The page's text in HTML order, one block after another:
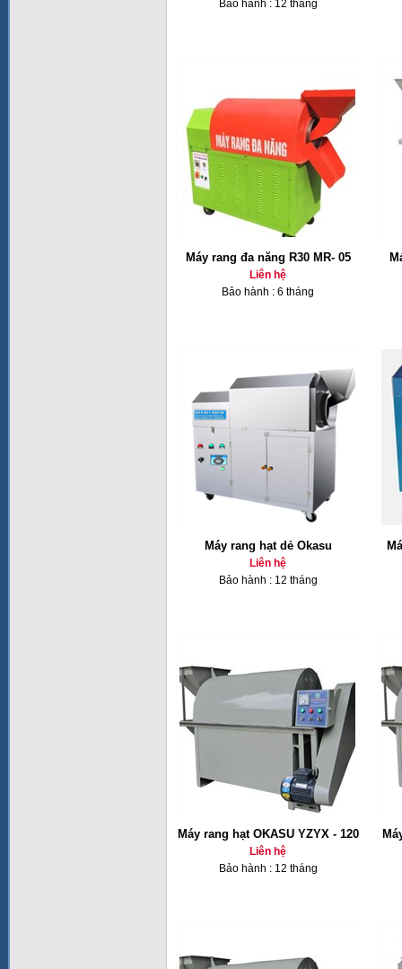
Bảo hành : 12 tháng
Máy rang đa năng R30 MR- 05
Liên hệ
Bảo hành : 6 tháng
Máy rang hạt dẻ Okasu
Liên hệ
Bảo hành : 12 tháng
Máy rang hạt OKASU YZYX - 120
Liên hệ
Bảo hành : 12 tháng